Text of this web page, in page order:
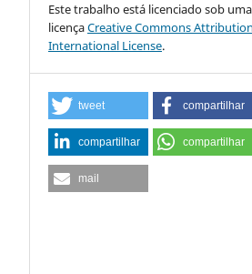
Este trabalho está licenciado sob uma
licençaCreative Commons
International License.
tweet compartilhar
compartilhar compartilhar
mail